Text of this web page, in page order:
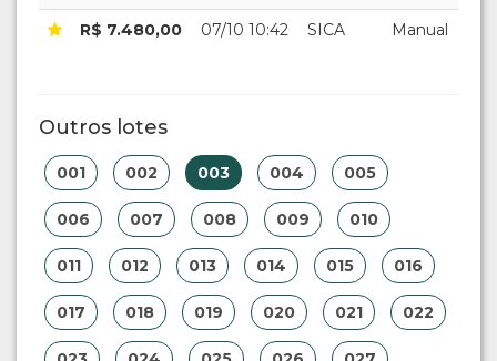
R$ 7.480,00 07/10 10:42 SICA Manual
Outros lotes
001 002 003 004 005
006 007 008 009 010
011 012 013 014 015 016
017 018 019 020 021 022